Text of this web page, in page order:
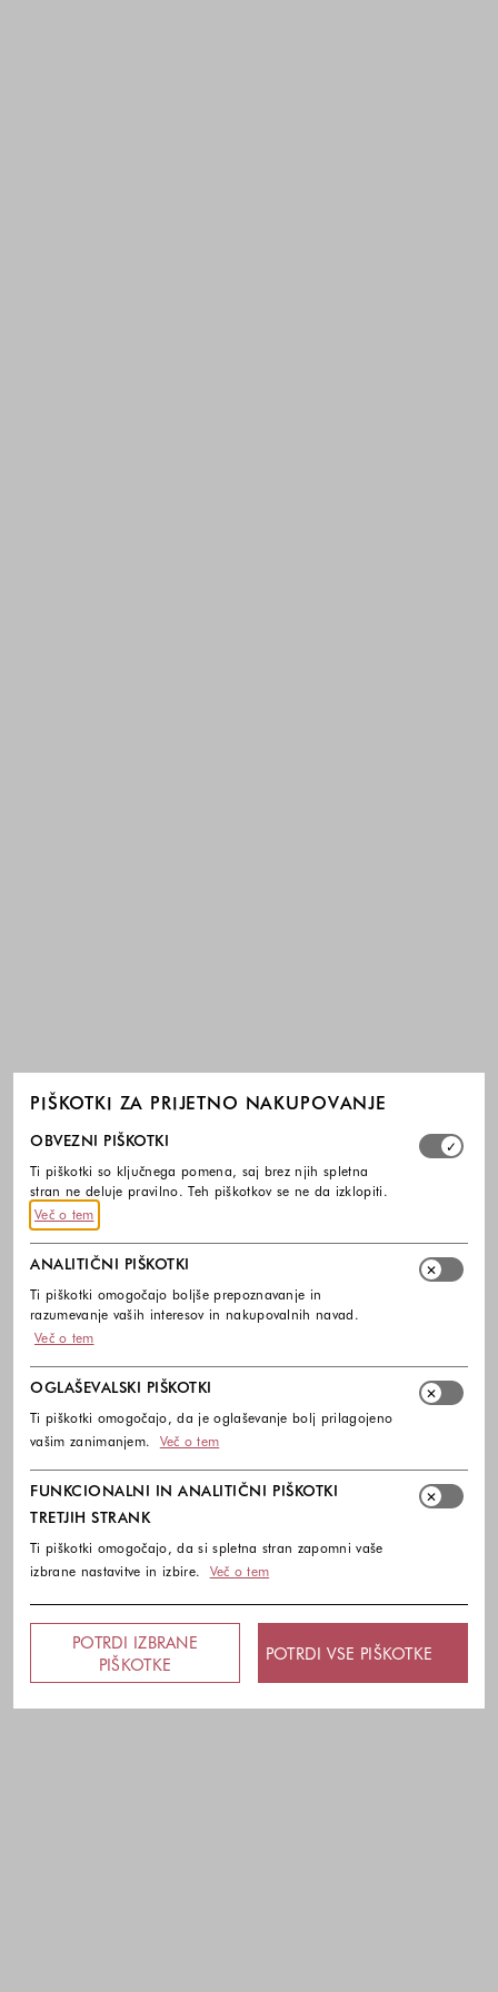
PIŠKOTKI ZA PRIJETNO NAKUPOVANJE
Izberite, katere skupine piškotkov dovolite. Obvezni
OBVEZNI PIŠKOTKI
Ti piškotki so ključnega pomena, saj brez njih spletna
stran ne deluje pravilno. Teh piškotkov se ne da izklopiti.
Več o tem
ANALITIČNI PIŠKOTKI
Ti piškotki omogočajo boljše prepoznavanje in
razumevanje vaših interesov in nakupovalnih navad.
Več o tem
OGLAŠEVALSKI PIŠKOTKI
Ti piškotki omogočajo, da je oglaševanje bolj prilagojeno
vašim zanimanjem.
Več o tem
FUNKCIONALNI IN ANALITIČNI PIŠKOTKI
TRETJIH STRANK
Ti piškotki omogočajo, da si spletna stran zapomni vaše
izbrane nastavitve in izbire.
Več o tem
POTRDI IZBRANE
PIŠKOTKE
POTRDI VSE PIŠKOTKE